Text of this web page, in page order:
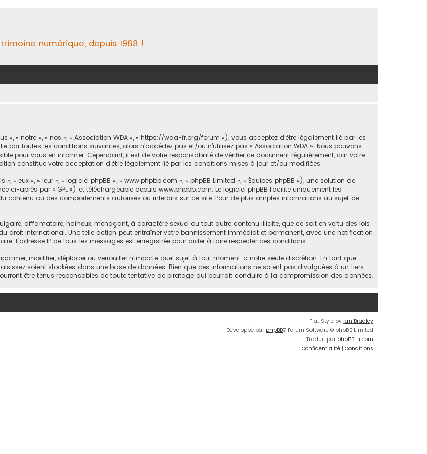
numérique, depuis 1988 !
« notre », « nos », « Association WDA », « https://wda-fr.org/forum »), vous acceptez d’être légalement lié par les
par toutes les conditions suivantes, alors n’accédez pas et/ou n’utilisez pas « Association WDA ». Nous pouvons
pour vous en informer. Cependant, il est de votre responsabilité de vérifier ce document régulièrement, car votre
constitue votre acceptation d’être légalement lié par les conditions mises à jour et/ou modifiées.
eux », « leur », « logiciel phpBB », « www.phpbb.com », « phpBB Limited », « Équipes phpBB »), une solution de
ci-après par « GPL ») et téléchargeable depuis www.phpbb.com. Le logiciel phpBB facilite uniquement les
contenu ou des comportements autorisés ou interdits sur ce site. Pour de plus amples informations au sujet de
diffamatoire, haineux, menaçant, à caractère sexuel ou tout autre contenu illicite, que ce soit en vertu des lois
droit international. Une telle action peut entraîner votre bannissement immédiat et permanent, avec une notification
L’adresse IP de tous les messages est enregistrée pour aider à faire respecter ces conditions.
modifier, déplacer ou verrouiller n’importe quel sujet à tout moment, à notre seule discrétion. En tant que
soient stockées dans une base de données. Bien que ces informations ne soient pas divulguées à un tiers
être tenus responsables de toute tentative de piratage qui pourrait conduire à la compromission des données.
Flat Style by Ian Bradley
Développé par phpBB® Forum Software © phpBB Limited
Traduit par phpBB-fr.com
Confidentialité | Conditions